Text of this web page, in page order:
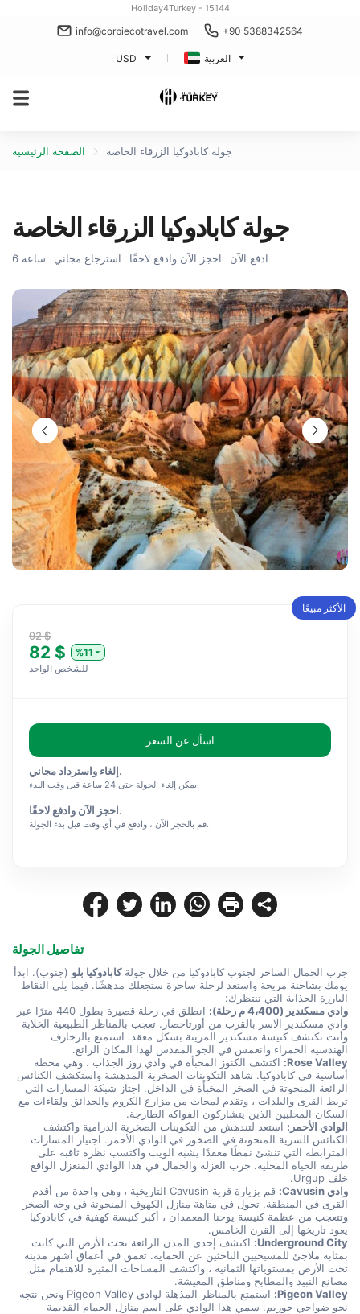
Holiday4Turkey - 15144
info@corbiecotravel.com +90 5388342564
USD العربية
الصفحة الرئيسية جولة كابادوكيا الزرقاء الخاصة
تفاصيل الجولة
جرب الجمال الساحر لجنوب كابادوكيا من خلال جولة كابادوكيا بلو
البارزة الجذابة التي تنتظرك:
وادي مسكندير (4،400 م رحلة):
الهندسية الحمراء وانغمس في الجو المقدس لهذا المكان الرائع.
Rose Valley:
السكان المحليين الذين يتشاركون الفواكه الطازجة.
الوادي الأحمر:
خلف Urgup.
وادي Cavusin:
يعود تاريخها إلى القرن الخامس.
Underground City:
مصانع النبيذ والمطابخ ومناطق المعيشة.
Pigeon Valley:
جولة كابادوكيا الزرقاء الخاصة
6 ساعة استرجاع مجاني احجز الآن وادفع لاحقًا ادفع الآن
الأكثر مبيعًا
92 $
82 $
%11
للشخص الواحد
اسأل عن السعر
إلغاء واسترداد مجاني.
يمكن إلغاء الجولة حتى 24 ساعة قبل وقت البدء.
احجز الآن وادفع لاحقًا.
قم بالحجز الآن ، وادفع في أي وقت قبل بدء الجولة.